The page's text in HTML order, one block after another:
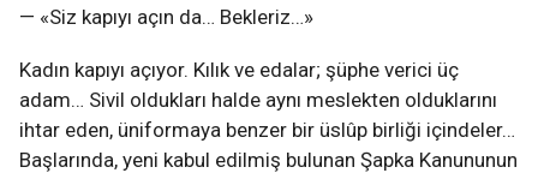
— «Siz kapıyı açın da… Bekleriz…»
Kadın kapıyı açıyor. Kılık ve edalar; şüphe verici üç
adam… Sivil oldukları halde aynı meslekten olduklarını
ihtar eden, üniformaya benzer bir üslûp birliği içindeler…
Başlarında, yeni kabul edilmiş bulunan Şapka Kanununun